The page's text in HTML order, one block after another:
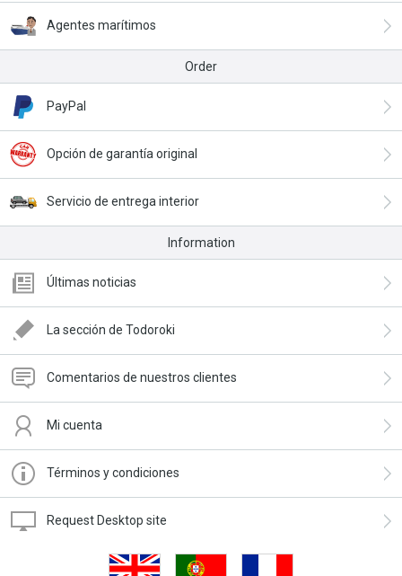
Agentes marítimos
Order
PayPal
Opción de garantía original
Servicio de entrega interior
Information
Últimas noticias
La sección de Todoroki
Comentarios de nuestros clientes
Mi cuenta
Términos y condiciones
Request Desktop site